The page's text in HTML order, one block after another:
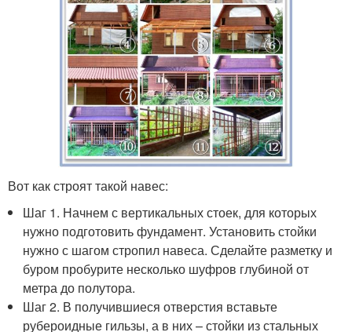
Вот как строят такой навес:
Шаг 1. Начнем с вертикальных стоек, для которых
нужно подготовить фундамент. Установить стойки
нужно с шагом стропил навеса. Сделайте разметку и
буром пробурите несколько шуфров глубиной от
метра до полутора.
Шаг 2. В получившиеся отверстия вставьте
рубероидные гильзы, а в них – стойки из стальных